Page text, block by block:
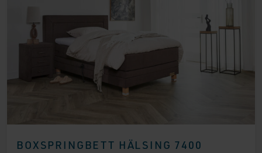
BOXSPRINGBETT HÄLSING 7400